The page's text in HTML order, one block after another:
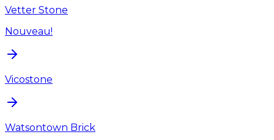
Vetter Stone
Nouveau!
Vicostone
Watsontown Brick